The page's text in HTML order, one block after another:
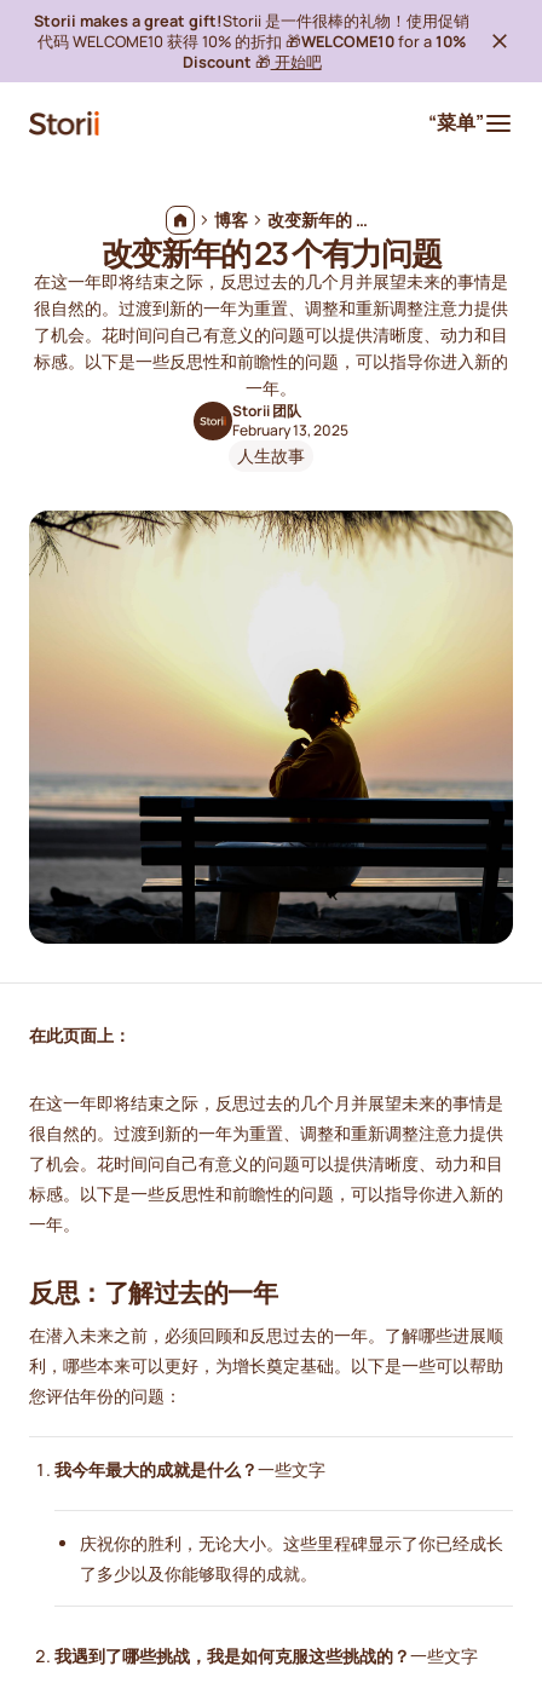
Storii makes a great gift!Storii 是一件很棒的礼物！使用促销
代码 WELCOME10 获得 10% 的折扣 🎁WELCOME10for a10%
Discount 🎁 开始吧
“菜单”
博客 改变新年的 23 个有力问题
改变新年的 23 个有力问题
在这一年即将结束之际，反思过去的几个月并展望未来的事情是
很自然的。过渡到新的一年为重置、调整和重新调整注意力提供
了机会。花时间问自己有意义的问题可以提供清晰度、动力和目
标感。以下是一些反思性和前瞻性的问题，可以指导你进入新的
一年。
Storii 团队
February 13, 2025
人生故事
在此页面上：
在这一年即将结束之际，反思过去的几个月并展望未来的事情是
很自然的。过渡到新的一年为重置、调整和重新调整注意力提供
了机会。花时间问自己有意义的问题可以提供清晰度、动力和目
标感。以下是一些反思性和前瞻性的问题，可以指导你进入新的
一年。
反思：了解过去的一年
在潜入未来之前，必须回顾和反思过去的一年。了解哪些进展顺
利，哪些本来可以更好，为增长奠定基础。以下是一些可以帮助
您评估年份的问题：
我今年最大的成就是什么？一些文字
庆祝你的胜利，无论大小。这些里程碑显示了你已经成长
了多少以及你能够取得的成就。
我遇到了哪些挑战，我是如何克服这些挑战的？一些文字